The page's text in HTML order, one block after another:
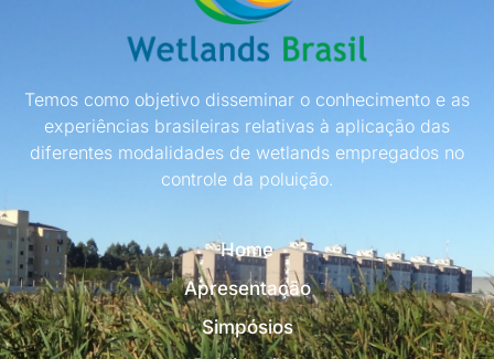
Temos como objetivo disseminar o conhecimento e as
experiências brasileiras relativas à aplicação das
diferentes modalidades de wetlands empregados no
controle da poluição.
Home
Apresentação
Simpósios